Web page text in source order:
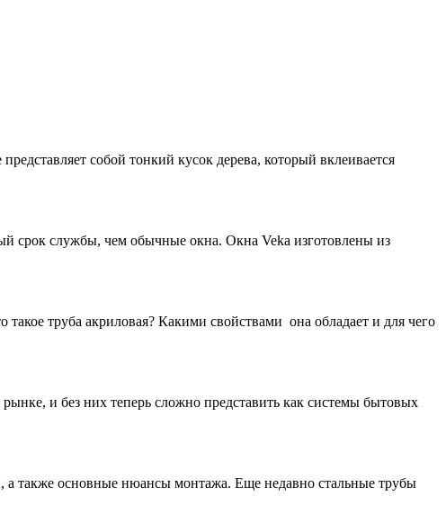
собой тонкий кусок дерева, который вклеивается
срок службы, чем обычные окна. Окна Veka изготовлены из
труба акриловая? Какими свойствами она обладает и для чего
и без них теперь сложно представить как системы бытовых
а также основные нюансы монтажа. Еще недавно стальные трубы